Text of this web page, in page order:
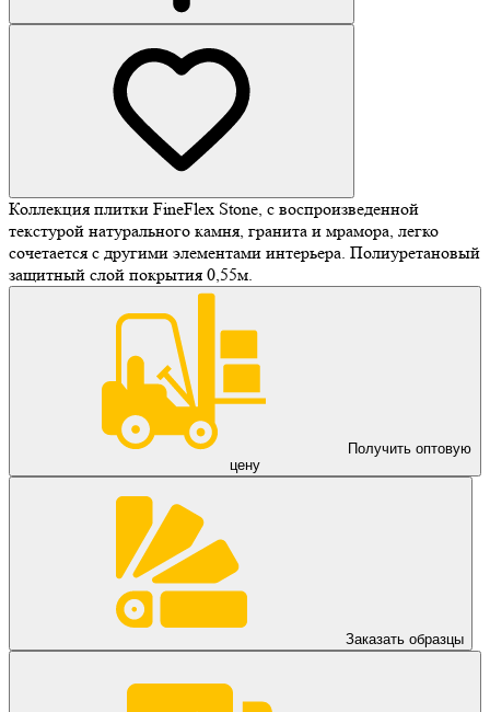
Коллекция плитки FineFlex Stone, с воспроизведенной
текстурой натурального камня, гранита и мрамора, легко
сочетается с другими элементами интерьера. Полиуретановый
защитный слой покрытия 0,55м.
Получить оптовую
цену
Заказать образцы